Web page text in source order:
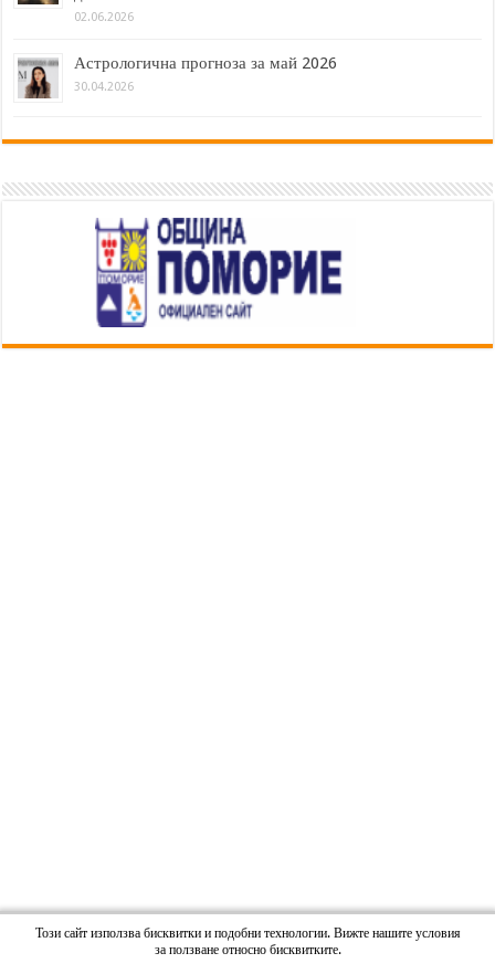
02.06.2026
Астрологична прогноза за май 2026
30.04.2026
Този сайт използва бисквитки и подобни технологии. Вижте нашите условия
за ползване относно бисквитките.